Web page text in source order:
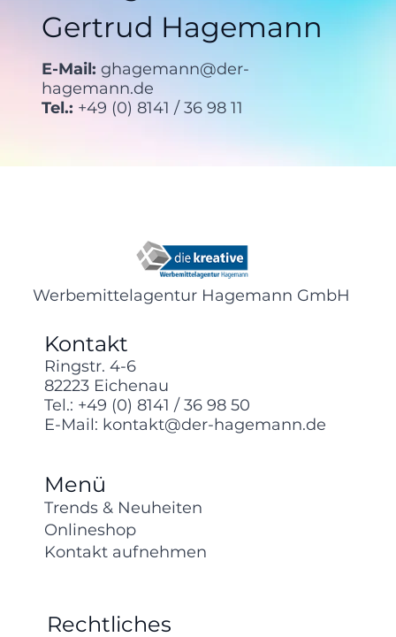
Gertrud Hagemann
E-Mail: ghagemann@der-
hagemann.de
Tel.: +49 (0) 8141 / 36 98 11
Werbemittelagentur Hagemann GmbH
Kontakt
Menü
Trends & Neuheiten
Onlineshop
Kontakt aufnehmen
Rechtliches
Ringstr. 4-6
82223 Eichenau
Tel.: +49 (0) 8141 / 36 98 50
E-Mail: kontakt@der-hagemann.de